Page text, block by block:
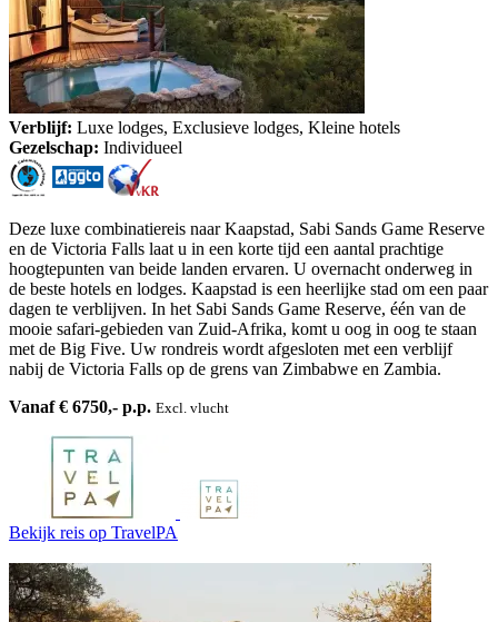
Verblijf: Luxe lodges, Exclusieve lodges, Kleine hotels
Gezelschap: Individueel
Deze luxe combinatiereis naar Kaapstad, Sabi Sands Game Reserve
en de Victoria Falls laat u in een korte tijd een aantal prachtige
hoogtepunten van beide landen ervaren. U overnacht onderweg in
de beste hotels en lodges. Kaapstad is een heerlijke stad om een paar
dagen te verblijven. In het Sabi Sands Game Reserve, één van de
mooie safari-gebieden van Zuid-Afrika, komt u oog in oog te staan
met de Big Five. Uw rondreis wordt afgesloten met een verblijf
nabij de Victoria Falls op de grens van Zimbabwe en Zambia.
Vanaf € 6750,- p.p. Excl. vlucht
Bekijk reis op TravelPA